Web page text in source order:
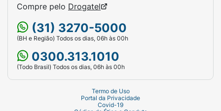
Compre pelo Drogatel
(31) 3270-5000
(BH e Região) Todos os dias, 06h às 00h
0300.313.1010
(Todo Brasil) Todos os dias, 06h às 00h
Termo de Uso
Portal da Privacidade
Covid-19